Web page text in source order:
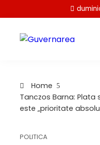
to
content
Home
Tanczos Barna: Plata
este „prioritate
POLITICA